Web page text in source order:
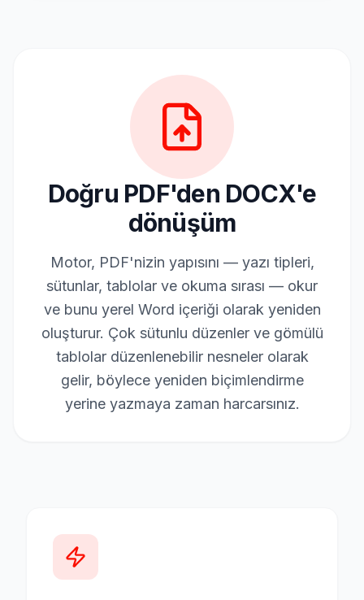
Doğru PDF'den DOCX'e
dönüşüm
Motor, PDF'nizin yapısını — yazı tipleri,
sütunlar, tablolar ve okuma sırası — okur
ve bunu yerel Word içeriği olarak yeniden
oluşturur. Çok sütunlu düzenler ve gömülü
tablolar düzenlenebilir nesneler olarak
gelir, böylece yeniden biçimlendirme
yerine yazmaya zaman harcarsınız.